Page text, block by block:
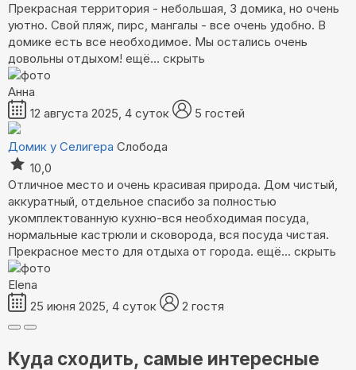
Прекрасная территория - небольшая, 3 домика, но очень
уютно. Свой пляж, пирс, мангалы - все очень удобно. В
домике есть все необходимое. Мы остались очень
довольны отдыхом! ещё... скрыть
Анна
12 августа 2025, 4 суток
5 гостей
Домик у Селигера Слобода
10,0
Отличное место и очень красивая природа. Дом чистый,
аккуратный, отдельное спасибо за полностью
укомплектованную кухню-вся необходимая посуда,
нормальные кастрюли и сковорода, вся посуда чистая.
Прекрасное место для отдыха от города. ещё... скрыть
Elena
25 июня 2025, 4 суток
2 гостя
Куда сходить, самые интересные